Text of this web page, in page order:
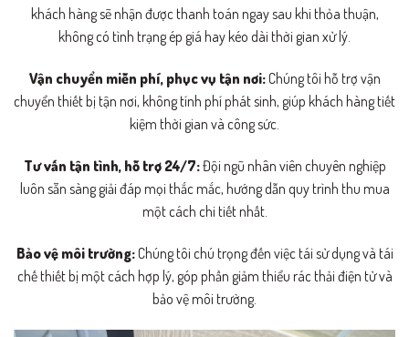
khách hàng sẽ nhận được thanh toán ngay sau khi thỏa thuận,
không có tình trạng ép giá hay kéo dài thời gian xử lý.
Vận chuyển miễn phí, phục vụ tận nơi:Chúng tôi hỗ trợ vận
chuyển thiết bị tận nơi, không tính phí phát sinh, giúp khách hàng tiết
kiệm thời gian và công sức.
Tư vấn tận tình, hỗ trợ 24/7:Đội ngũ nhân viên chuyên nghiệp
luôn sẵn sàng giải đáp mọi thắc mắc, hướng dẫn quy trình thu mua
một cách chi tiết nhất.
Bảo vệ môi trường:Chúng tôi chú trọng đến việc tái sử dụng và tái
chế thiết bị một cách hợp lý, góp phần giảm thiểu rác thải điện tử và
bảo vệ môi trường.